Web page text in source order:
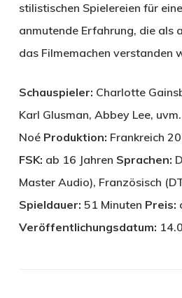
stilistischen Spielereien für
anmutende Erfahrung, die als
das Filmemachen verstanden
Schauspieler: Charlotte
Karl Glusman, Abbey Lee, uvm.
Noé Produktion: Frankreich
FSK: ab 16 Jahren Sprachen:
Master Audio), Französisch
Spieldauer: 51 Minuten Preis:
Veröffentlichungsdatum: